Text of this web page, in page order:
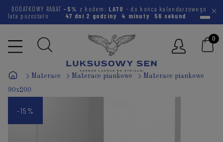
DODATKOWY RABAT -5% z kodem: LATO - do końca kalendarzowego
lata pozostało
47 dni 2 godziny 4 minuty 55 sekund
Materace Materace piankowe Materace piankowe
90x200
-15%